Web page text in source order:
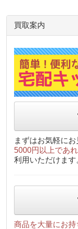
買取案内
まずはお気軽にお
5000円以上であ
利用いただけます
商品を大量にお